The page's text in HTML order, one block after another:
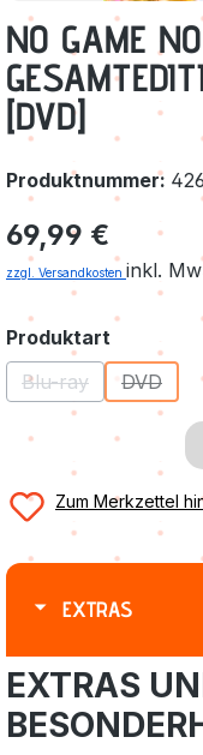
NO GAME
[DVD]
Produktnummer:
Regulärer Preis:
69,99 €
zzgl. Versandkosten inkl.
Produktart
Blu-ray
(Diese Option ist
DVD
(Diese
Zum Merkzettel
EXTRAS
EXTRAS